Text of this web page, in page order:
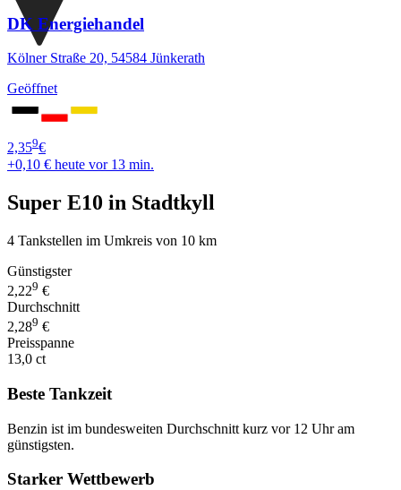
DK Energiehandel
Kölner Straße 20, 54584 Jünkerath
Geöffnet
2,359€
+0,10 € heute vor 13 min.
Super E10 in Stadtkyll
4 Tankstellen im Umkreis von 10 km
Günstigster
2,229 €
Durchschnitt
2,289 €
Preisspanne
13,0 ct
Beste Tankzeit
Benzin ist im bundesweiten Durchschnitt kurz vor 12 Uhr am
günstigsten.
Starker Wettbewerb